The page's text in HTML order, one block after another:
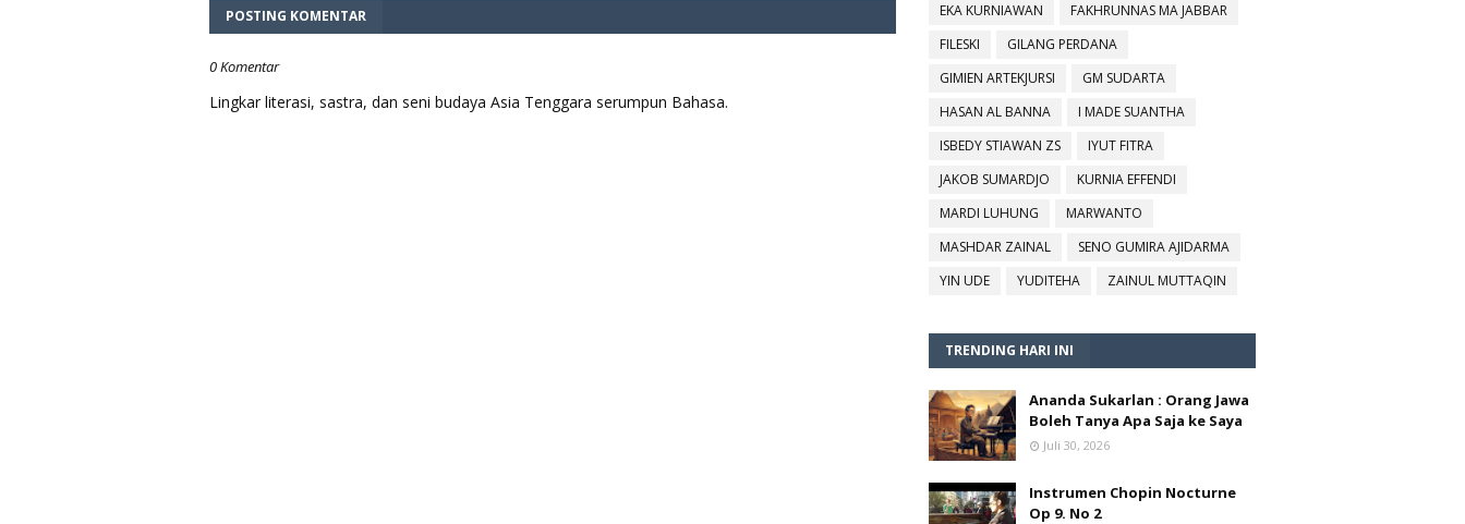
POSTING KOMENTAR
0 Komentar
Lingkar literasi, sastra, dan seni budaya Asia Tenggara serumpun Bahasa.
EKA KURNIAWAN
FAKHRUNNAS MA JABBAR
FILESKI
GILANG PERDANA
GIMIEN ARTEKJURSI
GM SUDARTA
HASAN AL BANNA
I MADE SUANTHA
ISBEDY STIAWAN ZS
IYUT FITRA
JAKOB SUMARDJO
KURNIA EFFENDI
MARDI LUHUNG
MARWANTO
MASHDAR ZAINAL
SENO GUMIRA AJIDARMA
YIN UDE
YUDITEHA ZAINUL MUTTAQIN
TRENDING HARI INI
Ananda Sukarlan : Orang Jawa
Boleh Tanya Apa Saja ke Saya
Juli 30, 2026
Instrumen Chopin Nocturne
Op 9. No 2